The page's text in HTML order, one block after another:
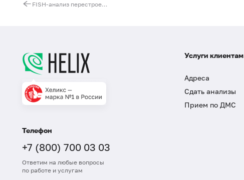
FISH-анализ перестроек ATM гена
Телефон
+7 (800) 700 03 03
Ответим на любые вопросы
по работе и услугам
Услуги клиентам
Адреса
Сдать анализы
Прием по ДМС